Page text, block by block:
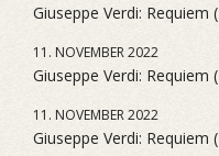
Giuseppe Verdi: Requiem
11. NOVEMBER 2022
Giuseppe Verdi: Requiem
11. NOVEMBER 2022
Giuseppe Verdi: